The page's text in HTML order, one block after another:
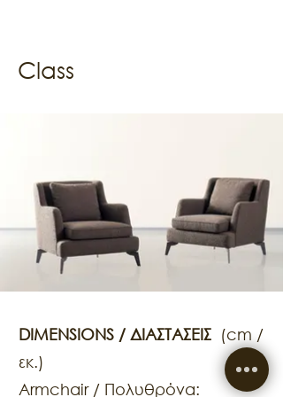
Class
DIMENSIONS / ΔΙΑΣΤΑΣΕΙΣ (cm /
εκ.)
Armchair / Πολυθρόνα: